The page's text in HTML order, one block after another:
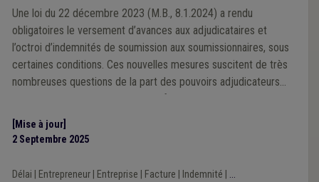
Une loi du 22 décembre 2023 (M.B., 8.1.2024) a rendu
obligatoires le versement d’avances aux adjudicataires et
l’octroi d’indemnités de soumission aux soumissionnaires, sous
certaines conditions. Ces nouvelles mesures suscitent de très
nombreuses questions de la part des pouvoirs adjudicateurs
locaux. Nous vous proposons une foire aux questions,
susceptible d’être mise à jour, les regroupant.
[Mise à jour]
2 Septembre 2025
Délai Entrepreneur| Entreprise Facture Indemnité ...